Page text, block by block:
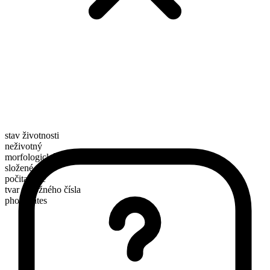
stav životnosti
neživotný
morfologické složení
složené
počitatelné
tvar množného čísla
phosphates